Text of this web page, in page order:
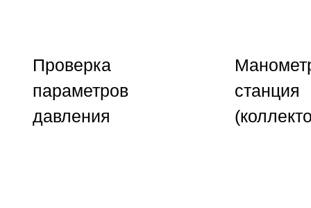
Проверка
параметров
давления
станция